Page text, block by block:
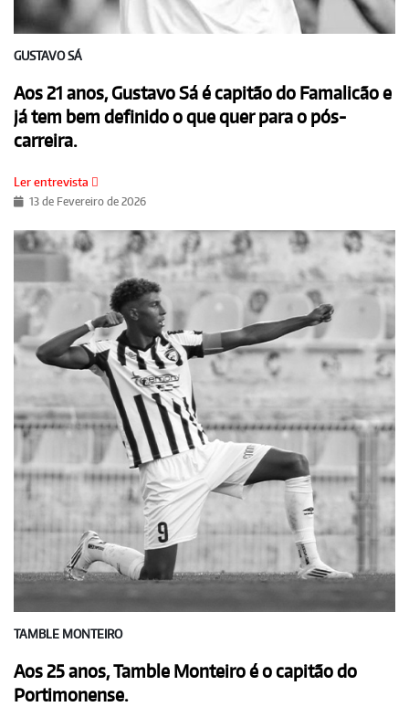
GUSTAVO SÁ
Aos 21 anos, Gustavo Sá é capitão do Famalicão e
já tem bem definido o que quer para o pós-
carreira.
Ler entrevista
13 de Fevereiro de 2026
TAMBLE MONTEIRO
Aos 25 anos, Tamble Monteiro é o capitão do
Portimonense.